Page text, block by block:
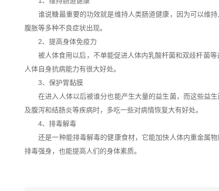
谁说糖最重要的功效就是维持人类肠道健康，因为可以维持
腹胀等多种不良症状出现。
2、提高身体免疫力
被人体食用以后，不单能促进人体内乳酸杆菌和双歧杆菌等
人体自身抗病能力有很大好处。
3、保护胃黏膜
在进入人体以后被谁分也能产生大量的益生菌，而这些益生
及腹泻和结肠炎等疾病时，多吃一些对病情恢复大有好处。
4、排毒解毒
还是一种能排毒解毒的健康食材，它能加快人体内重金属物
排毒强身，也能提高人们的身体素质。